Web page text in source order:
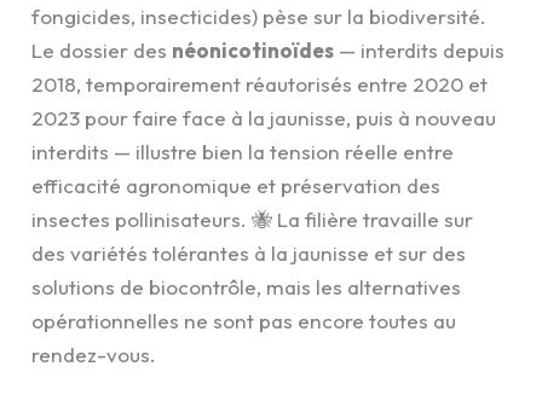
fongicides, insecticides) pèse sur la biodiversité.
Le dossier des néonicotinoïdes — interdits depuis
2018, temporairement réautorisés entre 2020 et
2023 pour faire face à la jaunisse, puis à nouveau
interdits — illustre bien la tension réelle entre
efficacité agronomique et préservation des
insectes pollinisateurs. 🐝 La filière travaille sur
des variétés tolérantes à la jaunisse et sur des
solutions de biocontrôle, mais les alternatives
opérationnelles ne sont pas encore toutes au
rendez-vous.